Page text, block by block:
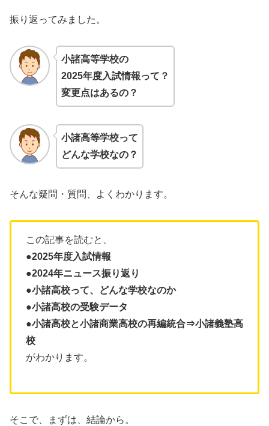
振り返ってみました。
小諸高等学校の
2025年度入試情報って？
変更点はあるの？
小諸高等学校って
どんな学校なの？
そんな疑問・質問、よくわかります。
この記事を読むと、
●2025年度入試情報
●2024年ニュース振り返り
●小諸高校って、どんな学校なのか
●小諸高校の受験データ
●小諸高校と小諸商業高校の再編統合⇒小諸義塾高
校
がわかります。
そこで、まずは、結論から。